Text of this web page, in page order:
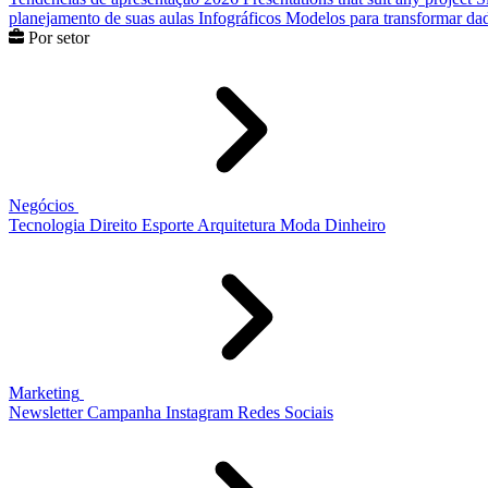
planejamento de suas aulas Infográficos Modelos para transformar
Por setor
Negócios
Tecnologia Direito Esporte Arquitetura Moda Dinheiro
Marketing
Newsletter Campanha Instagram Redes Sociais